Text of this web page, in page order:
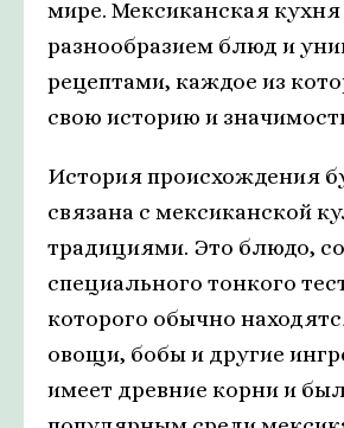
мире. Мексиканская кухня
разнообразием блюд и
рецептами, каждое из
свою историю и
История происхождения
связана с мексиканской
традициями. Это блюдо,
специального тонкого
которого обычно
овощи, бобы и другие
имеет древние корни и